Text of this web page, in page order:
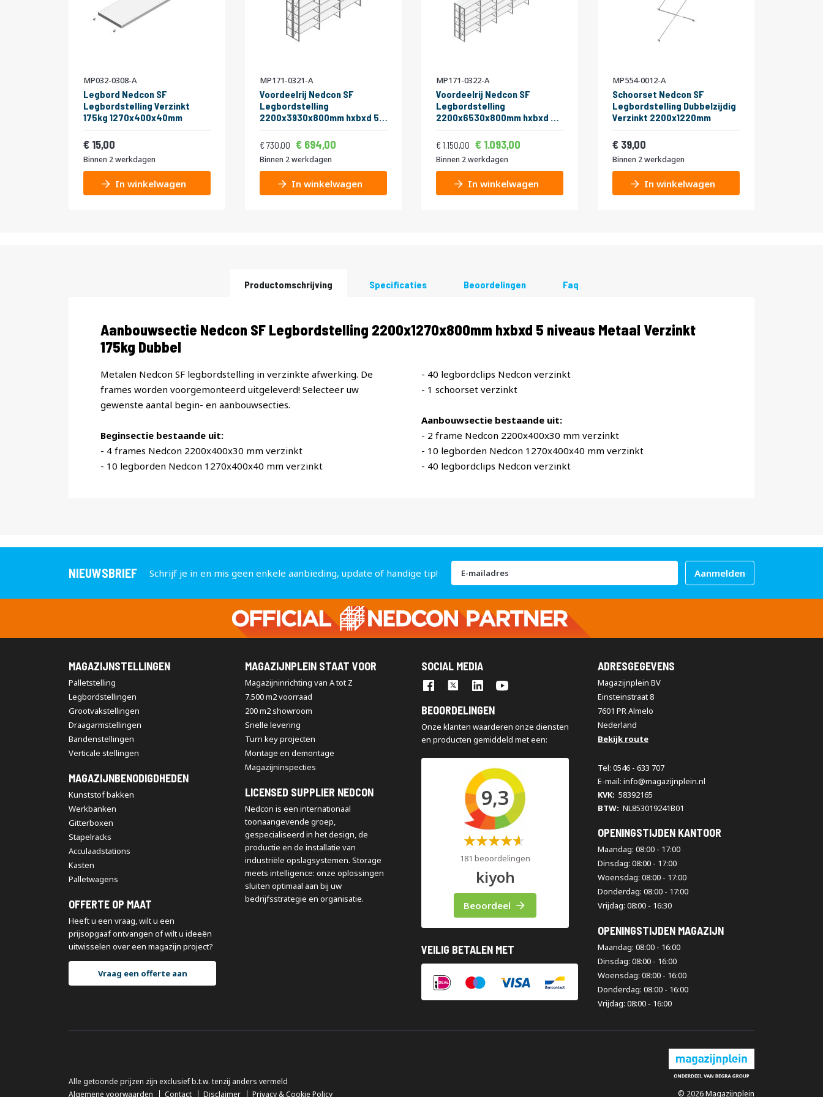
MP032-0308-A
Legbord Nedcon SF
Legbordstelling Verzinkt
175kg 1270x400x40mm
Vanaf
15,00
Binnen 2 werkdagen
In winkelwagen
MP171-0321-A
Voordeelrij Nedcon SF
Legbordstelling
2200x3930x800mm hxbxd 5
niveaus Metaal Verzinkt
175kg Dubbel
Normale prijs
730,00 883,30
Vanaf
694,00
Binnen 2 werkdagen
In winkelwagen
MP171-0322-A
Voordeelrij Nedcon SF
Legbordstelling
2200x6530x800mm hxbxd 5
niveaus Metaal Verzinkt
175kg Dubbel
Normale prijs
1.150,00 1.391,50
Vanaf
1.093,00
Binnen 2 werkdagen
In winkelwagen
MP554-0012-A
Schoorset Nedcon SF
Legbordstelling Dubbelzijdig
Verzinkt 2200x1220mm
Vanaf
39,00
Binnen 2 werkdagen
In winkelwagen
Productomschrijving
Productomschrijving
Aanbouwsectie Nedcon SF Legbordstelling 2200x1270x800mm hxbxd 5 niveaus Metaal Verzinkt
175kg Dubbel
Metalen Nedcon SF legbordstelling in verzinkte afwerking. De
frames worden voorgemonteerd uitgeleverd! Selecteer uw
gewenste aantal begin- en aanbouwsecties.
Beginsectie bestaande uit:
- 4 frames Nedcon 2200x400x30 mm verzinkt
- 10 legborden Nedcon 1270x400x40 mm verzinkt
- 40 legbordclips Nedcon verzinkt
- 1 schoorset verzinkt
Aanbouwsectie bestaande uit:
- 2 frame Nedcon 2200x400x30 mm verzinkt
- 10 legborden Nedcon 1270x400x40 mm verzinkt
- 40 legbordclips Nedcon verzinkt
Specificaties Beoordelingen Faq
NIEUWSBRIEF Schrijf je in en mis geen enkele aanbieding, update of handige tip!
Abonneer
op
onze
nieuwsbrief
Aanmelden
MAGAZIJNSTELLINGEN
Palletstelling
Legbordstellingen
Grootvakstellingen
Draagarmstellingen
Bandenstellingen
Verticale stellingen
MAGAZIJNBENODIGDHEDEN
Kunststof bakken
Werkbanken
Gitterboxen
Stapelracks
Acculaadstations
Kasten
Palletwagens
OFFERTE OP MAAT
Heeft u een vraag, wilt u een
prijsopgaaf ontvangen of wilt u ideeën
uitwisselen over een magazijn project?
Vraag een offerte aan
MAGAZIJNPLEIN STAAT VOOR
Magazijninrichting van A tot Z
7.500 m2 voorraad
200 m2 showroom
Snelle levering
Turn key projecten
Montage en demontage
Magazijninspecties
LICENSED SUPPLIER NEDCON
Nedcon is een internationaal
toonaangevende groep,
gespecialiseerd in het design, de
productie en de installatie van
industriële opslagsystemen. Storage
meets intelligence: onze oplossingen
sluiten optimaal aan bij uw
bedrijfsstrategie en organisatie.
SOCIAL MEDIA
BEOORDELINGEN
Onze klanten waarderen onze diensten
en producten gemiddeld met een:
9,3
Waardering:
181 beoordelingen
kiyoh
Beoordeel
VEILIG BETALEN MET
ADRESGEGEVENS
Magazijnplein BV
Einsteinstraat 8
7601 PR Almelo
Nederland
Bekijk route
Tel: 0546 - 633 707
E-mail: info@magazijnplein.nl
KVK: 58392165
BTW: NL853019241B01
OPENINGSTIJDEN KANTOOR
Maandag: 08:00 - 17:00
Dinsdag: 08:00 - 17:00
Woensdag: 08:00 - 17:00
Donderdag: 08:00 - 17:00
Vrijdag: 08:00 - 16:30
OPENINGSTIJDEN MAGAZIJN
Maandag: 08:00 - 16:00
Dinsdag: 08:00 - 16:00
Woensdag: 08:00 - 16:00
Donderdag: 08:00 - 16:00
Vrijdag: 08:00 - 16:00
Alle getoonde prijzen zijn exclusief b.t.w. tenzij anders vermeld
Algemene voorwaarden
Contact Disclaimer Privacy & Cookie Policy © 2026 Magazijnplein